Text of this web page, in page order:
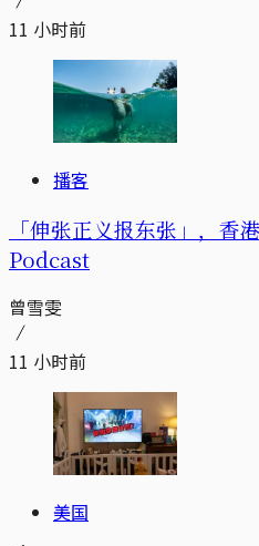
11 小时前
播客
「伸张正义报东张」，香
Podcast
曾雪雯
11 小时前
美国